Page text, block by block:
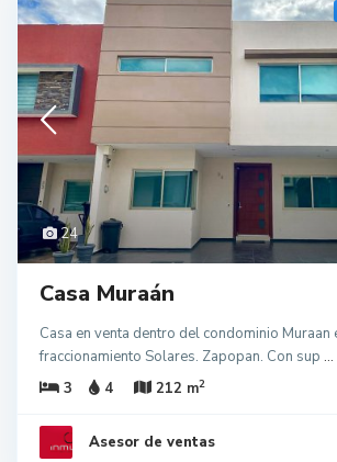
24
Casa Muraán
Casa en venta dentro del condominio Muraan
fraccionamiento Solares. Zapopan. Con sup ...
3
4 212 m2
Asesor de ventas